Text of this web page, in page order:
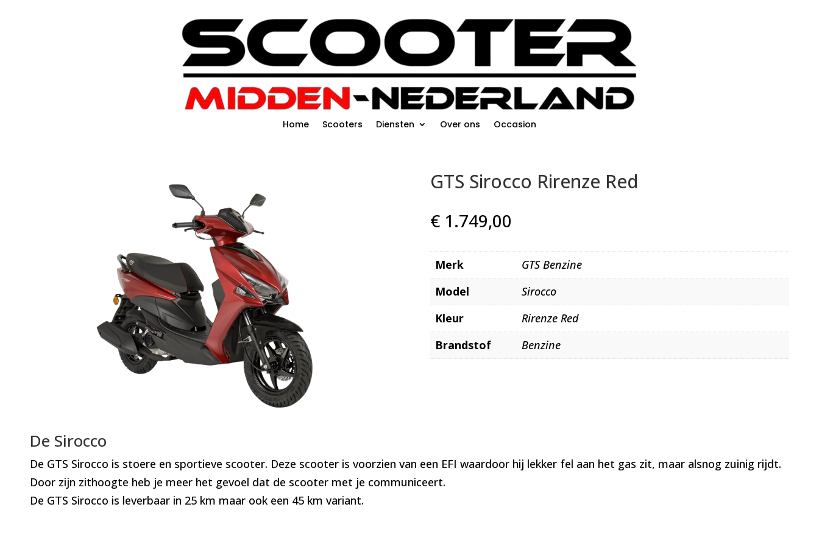
Home Scooters Diensten Over ons Occasion
GTS Sirocco Rirenze Red
€ 1.749,00
Merk
GTS Benzine
Model
Sirocco
Kleur
Rirenze Red
Brandstof
Benzine
De Sirocco
De GTS Sirocco is stoere en sportieve scooter. Deze scooter is voorzien van een EFI waardoor hij lekker fel aan het gas zit, maar alsnog zuinig rijdt.
Door zijn zithoogte heb je meer het gevoel dat de scooter met je communiceert.
De GTS Sirocco is leverbaar in 25 km maar ook een 45 km variant.